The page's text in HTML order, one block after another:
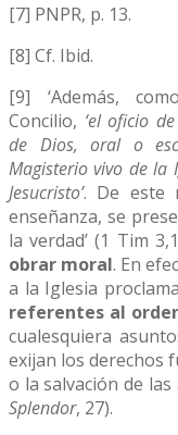
[7] PNPR, p. 13.
[8] Cf. Ibid.
[9] ‘Además,
Concilio, ‘el oficio
de Dios, oral o
Magisterio vivo de la
Jesucristo’. De este
enseñanza, se
la verdad’ (1 Tim
obrar moral. En
a la Iglesia
referentes al
cualesquiera
exijan los derechos
o la salvación de las
Splendor, 27).